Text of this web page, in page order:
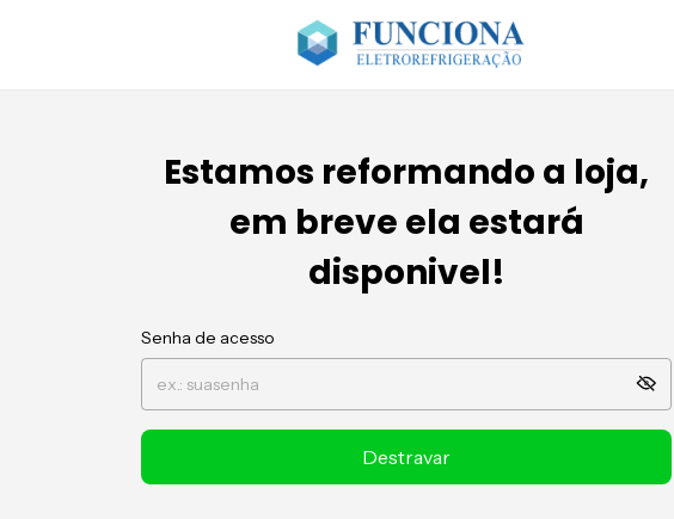
Estamos reformando a loja,
em breve ela estará
disponivel!
Senha de acesso
Destravar